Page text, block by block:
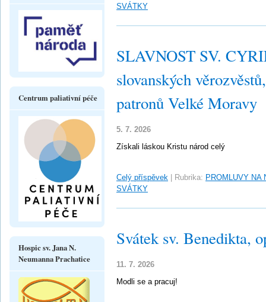
SVÁTKY
SLAVNOST SV.
slovanských
patronů Velké Moravy
5. 7. 2026
Získali láskou Kristu národ celý
Celý příspěvek Rubrika: PROMLUVY NA
SVÁTKY
Svátek sv. Benedikta,
11. 7. 2026
Modli se a pracuj!
Centrum paliativní péče
Hospic sv. Jana N.
Neumanna Prachatice